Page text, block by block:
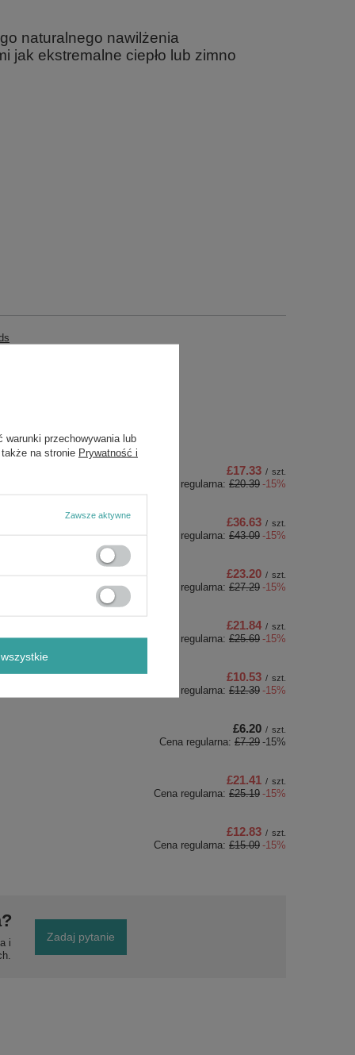
naturalnego nawilżenia
jak ekstremalne ciepło lub zimno
£17.33 / szt.
Cena regularna: £20.39 -15%
£36.63 / szt.
Cena regularna: £43.09 -15%
£23.20 / szt.
Cena regularna: £27.29 -15%
£21.84 / szt.
Cena regularna: £25.69 -15%
£10.53 / szt.
Cena regularna: £12.39 -15%
£6.20 / szt.
Cena regularna: £7.29 -15%
£21.41 / szt.
Cena regularna: £25.19 -15%
£12.83 / szt.
Cena regularna: £15.09 -15%
i
Zadaj pytanie
warunki przechowywania lub
na stronie Prywatność i
Zawsze aktywne